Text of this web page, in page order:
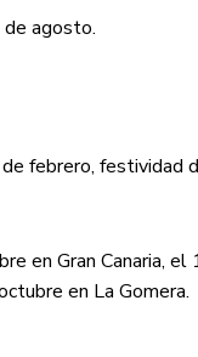
agosto.
febrero, festividad
en Gran Canaria, el
en La Gomera.